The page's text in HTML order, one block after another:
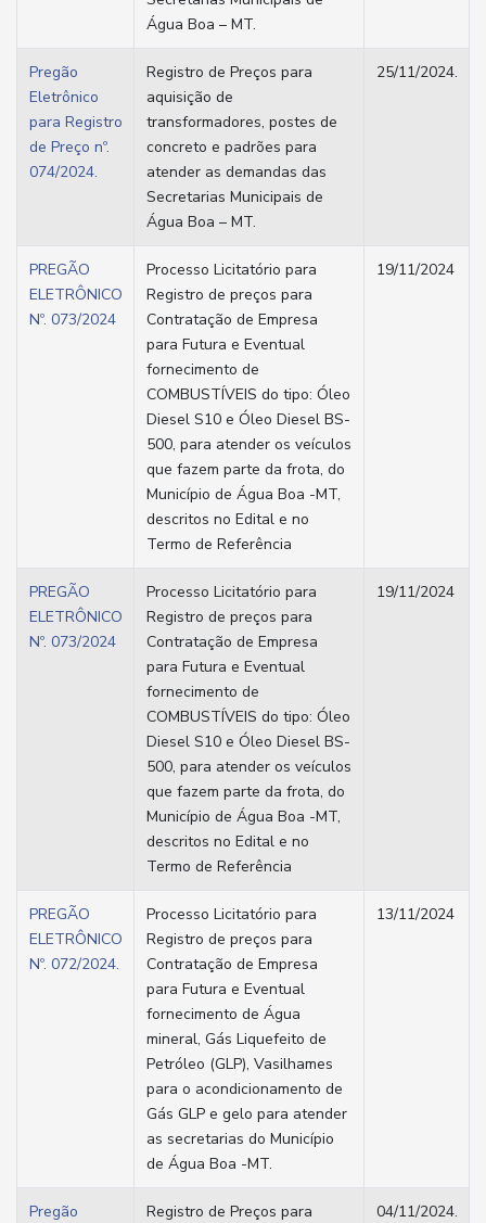
Água Boa – MT.
Pregão
Eletrônico
para Registro
de Preço nº.
074/2024.
Registro de Preços para
aquisição de
transformadores, postes de
concreto e padrões para
atender as demandas das
Secretarias Municipais de
Água Boa – MT.
25/11/2024.
PREGÃO
ELETRÔNICO
Nº. 073/2024
Processo Licitatório para
Registro de preços para
Contratação de Empresa
para Futura e Eventual
fornecimento de
COMBUSTÍVEIS do tipo: Óleo
Diesel S10 e Óleo Diesel BS-
500, para atender os veículos
que fazem parte da frota, do
Município de Água Boa -MT,
descritos no Edital e no
Termo de Referência
19/11/2024
PREGÃO
ELETRÔNICO
Nº. 073/2024
Processo Licitatório para
Registro de preços para
Contratação de Empresa
para Futura e Eventual
fornecimento de
COMBUSTÍVEIS do tipo: Óleo
Diesel S10 e Óleo Diesel BS-
500, para atender os veículos
que fazem parte da frota, do
Município de Água Boa -MT,
descritos no Edital e no
Termo de Referência
19/11/2024
PREGÃO
ELETRÔNICO
Nº. 072/2024.
Processo Licitatório para
Registro de preços para
Contratação de Empresa
para Futura e Eventual
fornecimento de Água
mineral, Gás Liquefeito de
Petróleo (GLP), Vasilhames
para o acondicionamento de
Gás GLP e gelo para atender
as secretarias do Município
de Água Boa -MT.
13/11/2024
Pregão
Registro de Preços para
04/11/2024.